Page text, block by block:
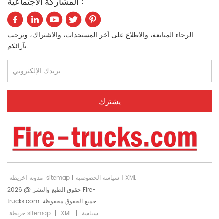
صاري بطول 8 م مزود
بمصباحي LED بقدرة 1000
واط لكل منهما ومولد
بقدرة 15 كيلو فولت أمبير
ثلاثية العوامل مع حرائق
خيارًا متعدد الاستخدامات
من الحرائق، ومصانع المواد
الكيميائية، ومستودعات
الرجاء المتابعة، والاطلاع على آخر المستجدات، والاشتراك، ونرحب
بآرائكم.
مدونة | خريطة sitemap | سياسة الخصوصية | XML
حقوق الطبع والنشر @ 2026 Fire-
trucks.com جميع الحقوق محفوظة.
خريطة sitemap | XML | سياسة